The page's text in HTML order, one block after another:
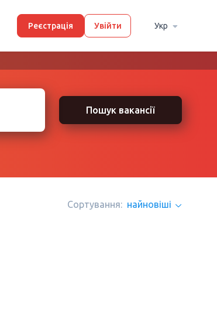
Реєстрація Увійти Укр
Пошук вакансії
Сортування: найновіші